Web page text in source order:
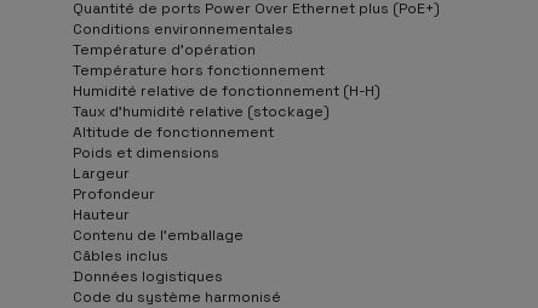
Quantité de ports Power Over Ethernet plus (PoE+)
Conditions environnementales
Température d'opération
Température hors fonctionnement
Humidité relative de fonctionnement (H-H)
Taux d'humidité relative (stockage)
Altitude de fonctionnement
Poids et dimensions
Largeur
Profondeur
Hauteur
Contenu de l'emballage
Câbles inclus
Données logistiques
Code du système harmonisé